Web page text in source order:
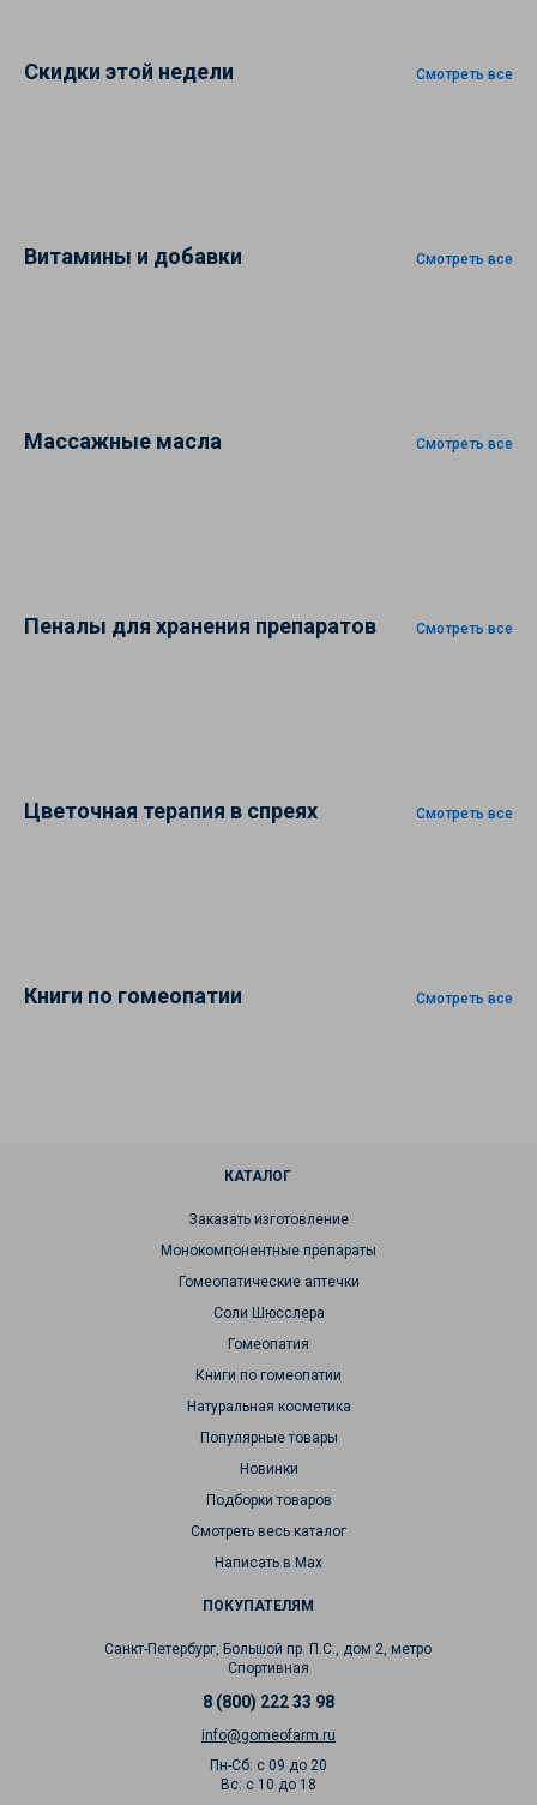
Скидки этой недели Смотреть все
Витамины и добавки Смотреть все
Массажные масла Смотреть все
Пеналы для хранения препаратов Смотреть все
Цветочная терапия в спреях Смотреть все
Книги по гомеопатии Смотреть все
ПОКУПАТЕЛЯМ
КАТАЛОГ
Заказать изготовление
Монокомпонентные препараты
Гомеопатические аптечки
Соли Шюсслера
Гомеопатия
Книги по гомеопатии
Натуральная косметика
Популярные товары
Новинки
Подборки товаров
Смотреть весь каталог
Написать в Max
Санкт-Петербург, Большой пр. П.С., дом 2, метро
Спортивная
8 (800) 222 33 98
info@gomeofarm.ru
Пн-Сб: с 09 до 20
Вс: с 10 до 18